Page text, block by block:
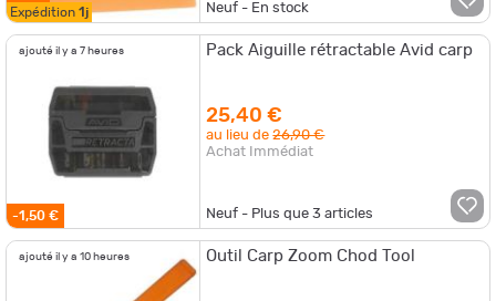
Expédition 1j Neuf - En stock
ajouté il y a 7 heures
-1,50 €
Pack Aiguille rétractable Avid carp
25,40 €
au lieu de26,90 €
Achat Immédiat
Neuf - Plus que3 articles
ajouté il y a 10 heures Outil Carp Zoom Chod Tool